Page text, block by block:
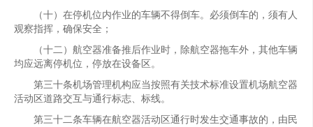
（十）在停机位内作业的车辆不得倒车。必须倒车的，须有人
观察指挥，确保安全；
（十二）航空器准备推后作业时，除航空器拖车外，其他车辆
均应远离停机位，停放在设备区。
第三十条机场管理机构应当按照有关技术标准设置机场航空器
活动区道路交互与通行标志、标线。
第三十二条车辆在航空器活动区通行时发生交通事故的，由民